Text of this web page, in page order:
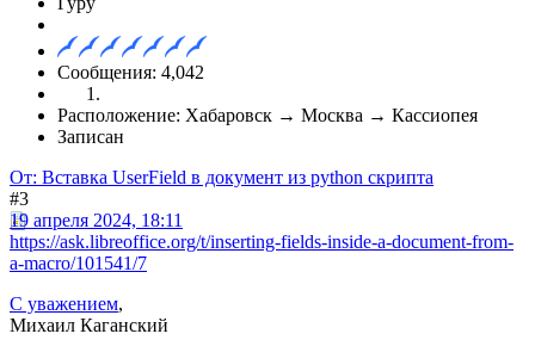
Сообщения: 4,042
Расположение: Хабаровск → Москва → Кассиопея
Записан
От: Вставка UserField в документ из python скрипта
#3
19 апреля 2024, 18:11
https://ask.libreoffice.org/t/inserting-fields-inside-a-document-from-
a-macro/101541/7
С уважением,
Михаил Каганский